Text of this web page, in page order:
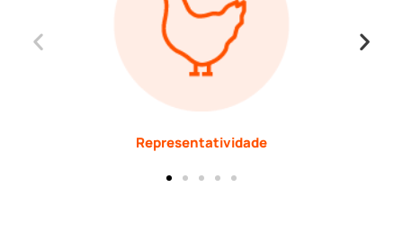
Representatividade